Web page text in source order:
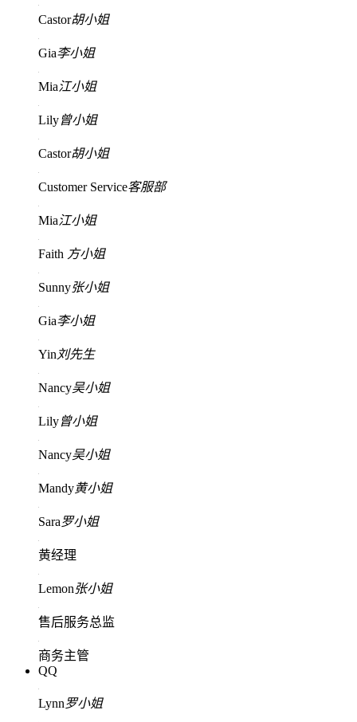
Castor胡小姐
Gia李小姐
Mia江小姐
Lily曾小姐
Castor胡小姐
Customer Service客服部
Mia江小姐
Faith 方小姐
Sunny张小姐
Gia李小姐
Yin 刘先生
Nancy吴小姐
Lily曾小姐
Nancy吴小姐
Mandy黄小姐
Sara罗小姐
黄经理
Lemon张小姐
售后服务总监
商务主管
QQ
Lynn罗小姐